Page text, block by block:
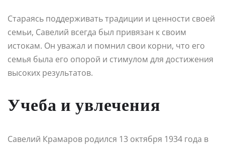
Стараясь поддерживать традиции и ценности своей
семьи, Савелий всегда был привязан к своим
истокам. Он уважал и помнил свои корни, что его
семья была его опорой и стимулом для достижения
высоких результатов.
Учеба и увлечения
Савелий Крамаров родился 13 октября 1934 года в